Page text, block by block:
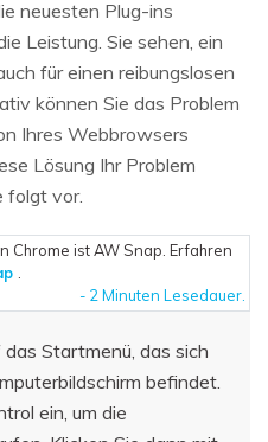
neuesten Plug-ins
Leistung. Sie sehen, ein
für einen reibungslosen
können Sie das Problem
Ihres Webbrowsers
Lösung Ihr Problem
folgt vor.
Chrome ist AW Snap. Erfahren
- 2 Minuten Lesedauer.
Startmenü, das sich
befindet.
ein, um die